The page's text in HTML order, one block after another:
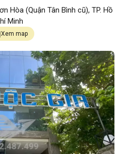
Hòa (Quận Tân Bình cũ), TP. Hồ
Minh
Xem map